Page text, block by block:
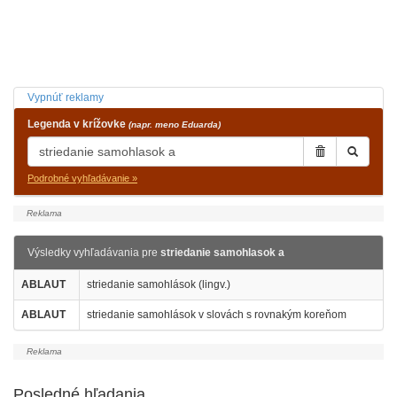
Vypnúť reklamy
Legenda v krížovke (napr. meno Eduarda)
Podrobné vyhľadávanie »
Výsledky vyhľadávania pre striedanie samohlasok a
ABLAUT striedanie samohlások (lingv.)
ABLAUT striedanie samohlások v slovách s rovnakým koreňom